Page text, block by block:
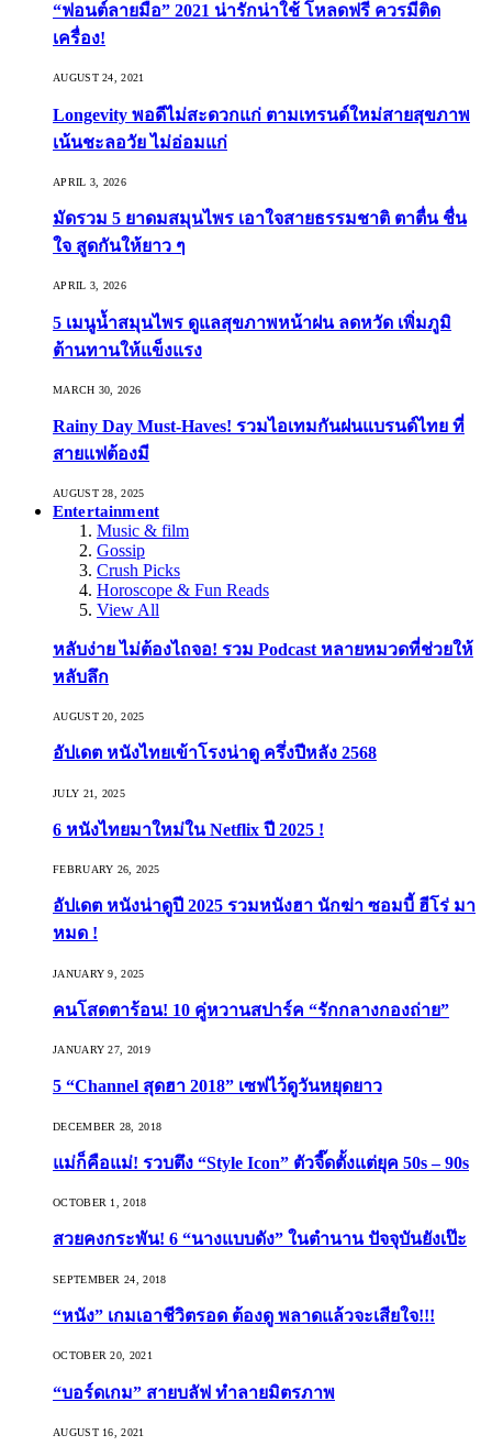
“ฟอนต์ลายมือ” 2021 น่ารักน่าใช้ โหลดฟรี ควรมีติด
เครื่อง!
AUGUST 24, 2021
Longevity พอดีไม่สะดวกแก่ ตามเทรนด์ใหม่สายสุขภาพ
เน้นชะลอวัย ไม่อ่อมแก่
APRIL 3, 2026
มัดรวม 5 ยาดมสมุนไพร เอาใจสายธรรมชาติ ตาตื่น ชื่น
ใจ สูดกันให้ยาว ๆ
APRIL 3, 2026
5 เมนูน้ำสมุนไพร ดูแลสุขภาพหน้าฝน ลดหวัด เพิ่มภูมิ
ต้านทานให้แข็งแรง
MARCH 30, 2026
Rainy Day Must-Haves! รวมไอเทมกันฝนแบรนด์ไทย ที่
สายแฟต้องมี
AUGUST 28, 2025
Entertainment
Music & film
Gossip
Crush Picks
Horoscope & Fun Reads
View All
หลับง่าย ไม่ต้องไถจอ! รวม Podcast หลายหมวดที่ช่วยให้
หลับลึก
AUGUST 20, 2025
อัปเดต หนังไทยเข้าโรงน่าดู ครึ่งปีหลัง 2568
JULY 21, 2025
6 หนังไทยมาใหม่ใน Netflix ปี 2025 !
FEBRUARY 26, 2025
อัปเดต หนังน่าดูปี 2025 รวมหนังฮา นักฆ่า ซอมบี้ ฮีโร่ มา
หมด !
JANUARY 9, 2025
คนโสดตาร้อน! 10 คู่หวานสปาร์ค “รักกลางกองถ่าย”
JANUARY 27, 2019
5 “Channel สุดฮา 2018” เซฟไว้ดูวันหยุดยาว
DECEMBER 28, 2018
แม่ก็คือแม่! รวบตึง “Style Icon” ตัวจี๊ดตั้งแต่ยุค 50s – 90s
OCTOBER 1, 2018
สวยคงกระพัน! 6 “นางแบบดัง” ในตำนาน ปัจจุบันยังเป๊ะ
SEPTEMBER 24, 2018
“หนัง” เกมเอาชีวิตรอด ต้องดู พลาดแล้วจะเสียใจ!!!
OCTOBER 20, 2021
“บอร์ดเกม” สายบลัฟ ทำลายมิตรภาพ
AUGUST 16, 2021